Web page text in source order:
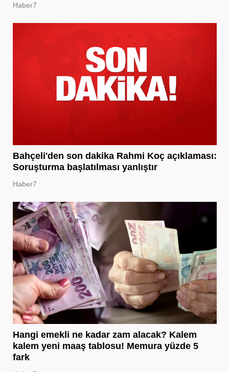
Haber7
Bahçeli'den son dakika Rahmi Koç açıklaması:
Soruşturma başlatılması yanlıştır
Haber7
Hangi emekli ne kadar zam alacak? Kalem
kalem yeni maaş tablosu! Memura yüzde 5
fark